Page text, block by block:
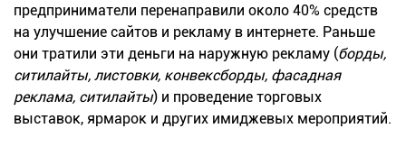
предприниматели перенаправили около 40% средств
на улучшение сайтов и рекламу в интернете. Раньше
они тратили эти деньги на наружную рекламу (борды,
ситилайты, листовки, конвексборды, фасадная
реклама, ситилайты) и проведение торговых
выставок, ярмарок и других имиджевых мероприятий.